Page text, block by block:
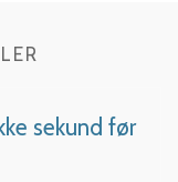
sekund før